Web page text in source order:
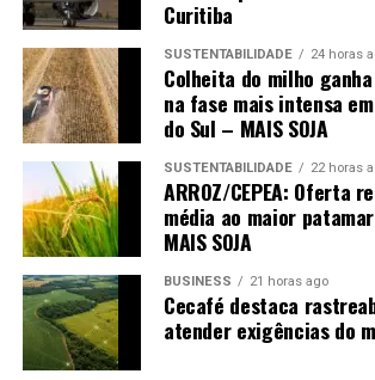
Curitiba
SUSTENTABILIDADE 24 horas
Colheita do milho
na fase mais intensa
do Sul – MAIS SOJA
SUSTENTABILIDADE 22 horas
ARROZ/CEPEA: Oferta
média ao maior
MAIS SOJA
BUSINESS 21 horas ago
Cecafé destaca
atender exigências do